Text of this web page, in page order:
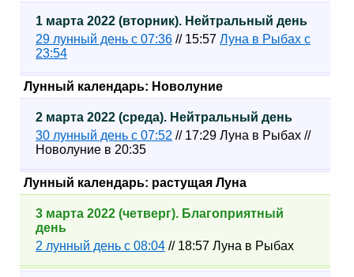
1 марта 2022 (вторник). Нейтральный день
29 лунный день с 07:36 // 15:57 Луна в Рыбах с
23:54
Лунный календарь: Новолуние
2 марта 2022 (среда). Нейтральный день
30 лунный день с 07:52 // 17:29 Луна в Рыбах //
Новолуние в 20:35
Лунный календарь: растущая Луна
3 марта 2022 (четверг). Благоприятный
день
2 лунный день с 08:04 // 18:57 Луна в Рыбах